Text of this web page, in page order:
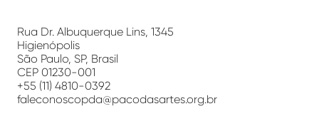
Artes
Rua Dr. Albuquerque Lins, 1345
Higienópolis
São Paulo, SP, Brasil
CEP 01230-001
+55 (11) 4810-0392
faleconoscopda@pacodasartes.org.br